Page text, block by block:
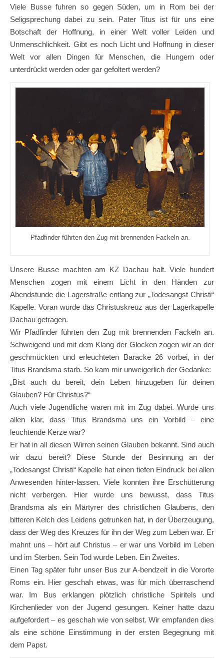
Viele Busse fuhren so gegen Süden, um in Rom bei der
Seligsprechung dabei zu sein. Pater Titus ist für uns eine
Botschaft der Hoffnung, in einer Welt voller Leiden und
Unmenschlichkeit. Gibt es noch Licht und Hoffnung in dieser
Welt vor allen Dingen für Menschen, die Hungern oder
unterdrückt werden oder gar gefoltert werden?
Pfadfinder führten den Zug mit brennenden Fackeln an.
Unsere Busse machten am KZ Dachau halt. Viele hundert
Menschen zogen mit einem Licht in den Händen zur
Abendstunde die Lagerstraße entlang zur „Todesangst Christi“
Kapelle. Voran wurde das Christuskreuz aus der Lagerkapelle
Dachau getragen.
Wir Pfadfinder führten den Zug mit brennenden Fackeln an.
Schweigend und mit dem Klang der Glocken zogen wir an der
geschmückten und erleuchteten Baracke 26 vorbei, in der
Titus Brandsma starb. So kam mir unweigerlich der Gedanke:
„Bist auch du bereit, dein Leben hinzugeben für deinen
Glauben? Für Christus?“
Auch viele Jugendliche waren mit im Zug dabei. Wurde uns
allen klar, dass Titus Brandsma uns ein Vorbild – eine
leuchtende Kerze war?
Er hat in all diesen Wirren seinen Glauben bekannt. Sind auch
wir dazu bereit? Diese Stunde der Besinnung an der
„Todesangst Christi“ Kapelle hat einen tiefen Eindruck bei allen
Anwesenden hinter-lassen. Viele konnten ihre Erschütterung
nicht verbergen. Hier wurde uns bewusst, dass Titus
Brandsma als ein Märtyrer des christlichen Glaubens, den
bitteren Kelch des Leidens getrunken hat, in der Überzeugung,
dass der Weg des Kreuzes für ihn der Weg zum Leben war. Er
mahnt uns – hört auf Christus – er war uns Vorbild im Leben
und im Sterben. Sein Tod wurde Leben. Ein Zweites.
Einen Tag später fuhr unser Bus zur A-bendzeit in die Vororte
Roms ein. Hier geschah etwas, was für mich überraschend
war. Im Bus erklangen plötzlich christliche Spiritels und
Kirchenlieder von der Jugend gesungen. Keiner hatte dazu
aufgefordert – es geschah wie von selbst. Wir empfanden dies
als eine schöne Einstimmung in der ersten Begegnung mit
dem Papst.